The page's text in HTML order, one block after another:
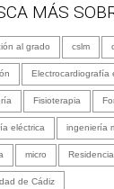
MÁS
al grado cslm
Electrocardiografía
Fisioterapia
eléctrica ingeniería
micro
de Cádiz